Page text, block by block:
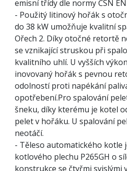
emisní třídy dle normy ČSN
- Použitý litinový hořák s
do 38 kW umožňuje kvalitní
Ořech 2. Díky otočné retortě
se vznikající struskou při
kvalitního uhlí. U vyšších
inovovaný hořák s pevnou
odolností proti napékání
opotřebení.Pro spalování
šneku, díky kterému je kotel
pelet v hořáku. U spalování
neotáčí.
- Těleso automatického kotle
kotlového plechu P265GH o
konstrukce se čtyřmi svislými